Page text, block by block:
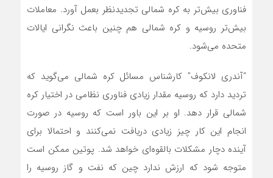
فناوری بیش‌تر به کره شمالی تجدیدنظر بعمل آورد. معاملات
بیش‌تر روسیه و کره شمالی هم چنین باعث نگرانی ایالات
متحده می‌شود.
“آندری لانکوف” کارشناس مسائل کره شمالی می‌گوید که
تردید دارد که روسیه مقدار زیادی فناوری نظامی در اختیار کره
شمالی قرار دهد. او بر این باور است که روسیه در صورت
انجام این کار چیز زیادی دریافت نمی‌کنند و احتمالا برای
آینده دچار مشکلات بالقوه‌ای خواهد شد. پوتین ممکن است
متوجه شود که ارزش ندارد چین که نفت و گاز روسیه را